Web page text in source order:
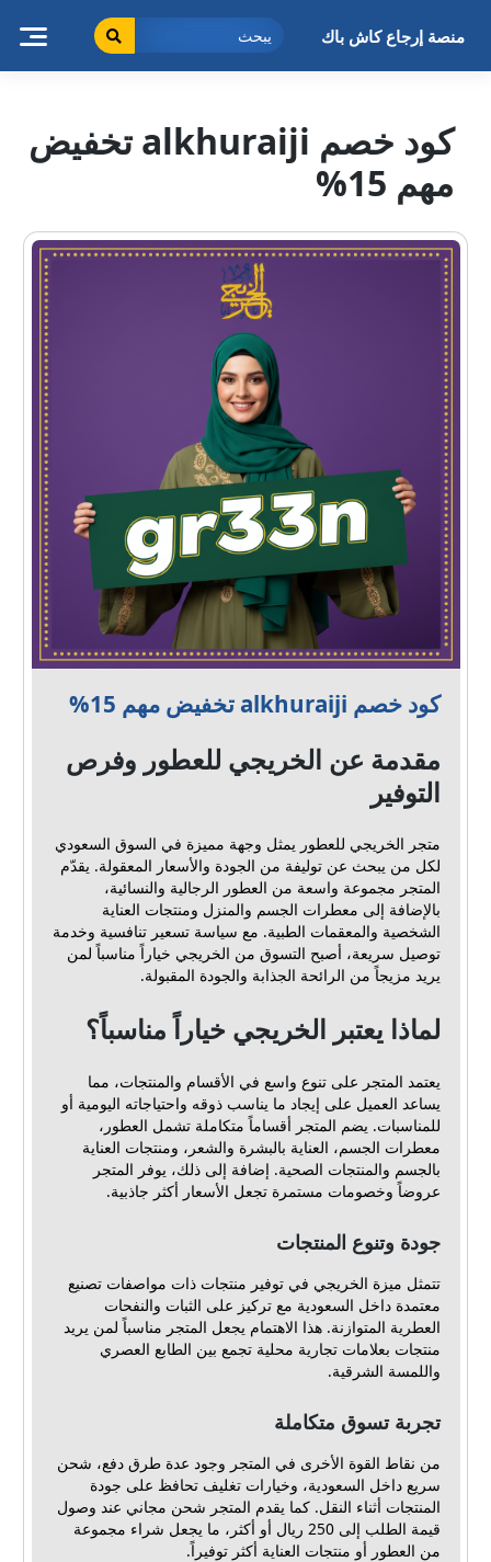
منصة إرجاع كاش باك
كود خصم alkhuraiji تخفيض
مهم 15%
كود خصم alkhuraiji تخفيض مهم 15%
مقدمة عن الخريجي للعطور وفرص
التوفير
متجر الخريجي للعطور يمثل وجهة مميزة في السوق السعودي
لكل من يبحث عن توليفة من الجودة والأسعار المعقولة. يقدّم
المتجر مجموعة واسعة من العطور الرجالية والنسائية،
بالإضافة إلى معطرات الجسم والمنزل ومنتجات العناية
الشخصية والمعقمات الطبية. مع سياسة تسعير تنافسية وخدمة
توصيل سريعة، أصبح التسوق من الخريجي خياراً مناسباً لمن
يريد مزيجاً من الرائحة الجذابة والجودة المقبولة.
لماذا يعتبر الخريجي خياراً مناسباً؟
يعتمد المتجر على تنوع واسع في الأقسام والمنتجات، مما
يساعد العميل على إيجاد ما يناسب ذوقه واحتياجاته اليومية أو
للمناسبات. يضم المتجر أقساماً متكاملة تشمل العطور،
معطرات الجسم، العناية بالبشرة والشعر، ومنتجات العناية
بالجسم والمنتجات الصحية. إضافة إلى ذلك، يوفر المتجر
عروضاً وخصومات مستمرة تجعل الأسعار أكثر جاذبية.
جودة وتنوع المنتجات
تتمثل ميزة الخريجي في توفير منتجات ذات مواصفات تصنيع
معتمدة داخل السعودية مع تركيز على الثبات والنفحات
العطرية المتوازنة. هذا الاهتمام يجعل المتجر مناسباً لمن يريد
منتجات بعلامات تجارية محلية تجمع بين الطابع العصري
واللمسة الشرقية.
تجربة تسوق متكاملة
من نقاط القوة الأخرى في المتجر وجود عدة طرق دفع، شحن
سريع داخل السعودية، وخيارات تغليف تحافظ على جودة
المنتجات أثناء النقل. كما يقدم المتجر شحن مجاني عند وصول
قيمة الطلب إلى 250 ريال أو أكثر، ما يجعل شراء مجموعة
من العطور أو منتجات العناية أكثر توفيراً.